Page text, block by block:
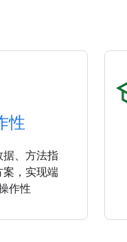
性
、方法指
，实现端
作性